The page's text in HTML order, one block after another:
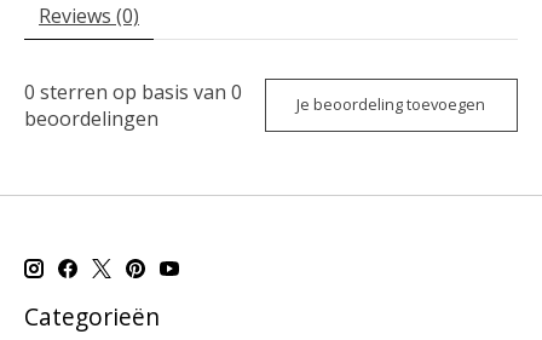
Reviews (0)
0 sterren op basis van 0
beoordelingen
Je beoordeling toevoegen
Categorieën